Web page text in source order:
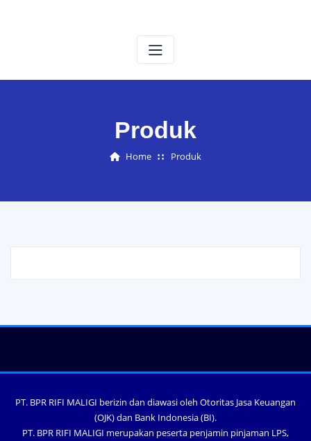
Produk
Home Produk
PT. BPR RIFI MALIGI berizin dan diawasi oleh Otoritas Jasa Keuangan
(OJK) dan Bank Indonesia (BI).
PT. BPR RIFI MALIGI merupakan peserta penjamin pinjaman LPS,